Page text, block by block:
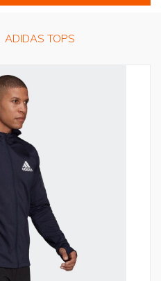
ADIDAS TOPS